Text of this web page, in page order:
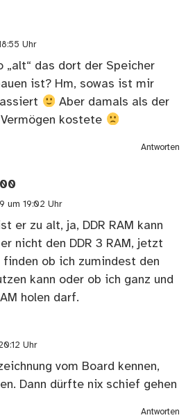
Uhr
„alt“ das dort der Speicher
ist? Hm, sowas ist mir
Aber damals als der
kostete
Antworten
um 19:02 Uhr
er zu alt, ja, DDR RAM kann
nicht den DDR 3 RAM, jetzt
finden ob ich zumindest den
kann oder ob ich ganz und
holen darf.
Uhr
vom Board kennen,
Dann dürfte nix schief gehen
Antworten